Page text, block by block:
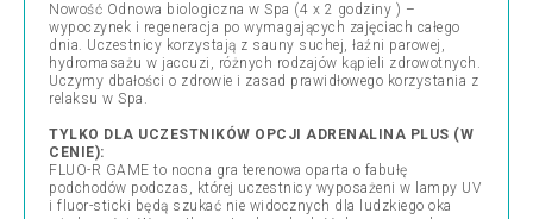
Nowość Odnowa biologiczna w Spa (4 x 2 godziny ) –
wypoczynek i regeneracja po wymagających zajęciach całego
dnia. Uczestnicy korzystają z sauny suchej, łaźni parowej,
hydromasażu w jaccuzi, różnych rodzajów kąpieli zdrowotnych.
Uczymy dbałości o zdrowie i zasad prawidłowego korzystania z
relaksu w Spa.
TYLKO DLA UCZESTNIKÓW OPCJI ADRENALINA PLUS (W
CENIE):
FLUO-R GAME to nocna gra terenowa oparta o fabułę
podchodów podczas, której uczestnicy wyposażeni w lampy UV
i fluor-sticki będą szukać nie widocznych dla ludzkiego oka